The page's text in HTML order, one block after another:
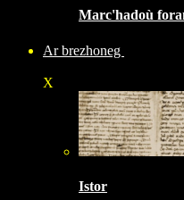
Marc'hadoù
Ar brezhoneg
X
Istor